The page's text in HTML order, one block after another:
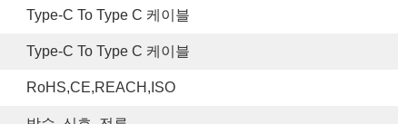
Type-C To Type C 케이블
Type-C To Type C 케이블
RoHS,CE,REACH,ISO